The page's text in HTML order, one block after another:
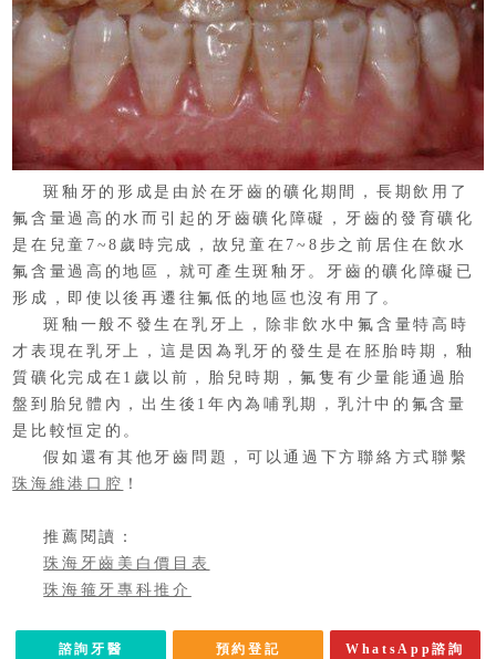
斑釉牙的形成是由於在牙齒的礦化期間，長期飲用了
氟含量過高的水而引起的牙齒礦化障礙，牙齒的發育礦化
是在兒童7~8歲時完成，故兒童在7~8步之前居住在飲水
氟含量過高的地區，就可產生斑釉牙。牙齒的礦化障礙已
形成，即使以後再遷往氟低的地區也沒有用了。
斑釉一般不發生在乳牙上，除非飲水中氟含量特高時
才表現在乳牙上，這是因為乳牙的發生是在胚胎時期，釉
質礦化完成在1歲以前，胎兒時期，氟隻有少量能通過胎
盤到胎兒體內，出生後1年內為哺乳期，乳汁中的氟含量
是比較恒定的。
假如還有其他牙齒問題，可以通過下方聯絡方式聯繫
珠海維港口腔 ！
推薦閱讀：
珠海牙齒美白價目表
珠海箍牙專科推介
諮詢牙醫 預約登記 WhatsApp諮詢